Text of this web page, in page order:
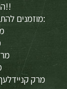
התפריט שלנו עבר לשעון חורף!!
מוזמנים להתפנק עם מגוון עשיר ורחב של מרקים כמו:
מרק